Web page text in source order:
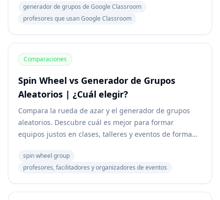
generador de grupos de Google Classroom
profesores que usan Google Classroom
Comparaciones
Spin Wheel vs Generador de Grupos
Aleatorios | ¿Cuál elegir?
Compara la rueda de azar y el generador de grupos
aleatorios. Descubre cuál es mejor para formar
equipos justos en clases, talleres y eventos de forma
spin wheel group
profesores, facilitadores y organizadores de eventos